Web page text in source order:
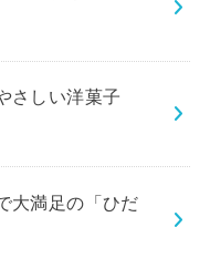
さしい洋菓子
大満足の「ひだ